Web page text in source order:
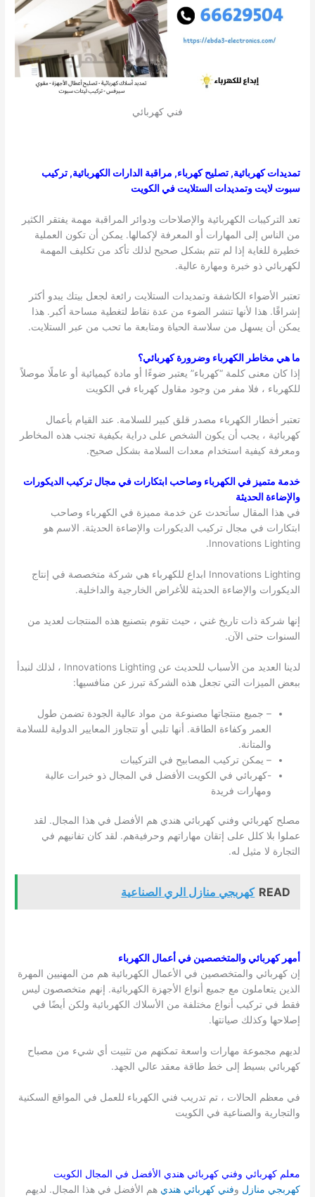
فني كهربائي
تمديدات كهربائية, تصليح كهرباء, مراقبة الدارات الكهربائية, تركيب
سبوت لايت وتمديدات الستلايت في الكويت
تعد التركيبات الكهربائية والإصلاحات ودوائر المراقبة مهمة يفتقر الكثير
من الناس إلى المهارات أو المعرفة لإكمالها. يمكن أن تكون العملية
خطيرة للغاية إذا لم تتم بشكل صحيح لذلك تأكد من تكليف المهمة
لكهربائي ذو خبرة ومهارة عالية.
تعتبر الأضواء الكاشفة وتمديدات الستلايت رائعة لجعل بيتك يبدو أكثر
إشراقًا. هذا لأنها تنشر الضوء من عدة نقاط لتغطية مساحة أكبر. هذا
يمكن أن يسهل من سلاسة الحياة ومتابعة ما تحب من عبر الستلايت.
ما هي مخاطر الكهرباء وضرورة كهربائي؟
إذا كان معنى كلمة “كهرباء” يعتبر ضوءًا أو مادة كيميائية أو عاملًا موصلاً
للكهرباء ، فلا مفر من وجود مقاول كهرباء في الكويت
تعتبر أخطار الكهرباء مصدر قلق كبير للسلامة. عند القيام بأعمال
كهربائية ، يجب أن يكون الشخص على دراية بكيفية تجنب هذه المخاطر
ومعرفة كيفية استخدام معدات السلامة بشكل صحيح.
خدمة متميز في الكهرباء وصاحب ابتكارات في مجال تركيب الديكورات
والإضاءة الحديثة
في هذا المقال سأتحدث عن خدمة مميزة في الكهرباء وصاحب
ابتكارات في مجال تركيب الديكورات والإضاءة الحديثة. الاسم هو
Innovations Lighting.
Innovations Lighting ابداع للكهرباء هي شركة متخصصة في إنتاج
الديكورات والإضاءة الحديثة للأغراض الخارجية والداخلية.
إنها شركة ذات تاريخ غني ، حيث تقوم بتصنيع هذه المنتجات لعديد من
السنوات حتى الآن.
لدينا العديد من الأسباب للحديث عن Innovations Lighting ، لذلك لنبدأ
ببعض الميزات التي تجعل هذه الشركة تبرز عن منافسيها:
– جميع منتجاتها مصنوعة من مواد عالية الجودة تضمن طول
العمر وكفاءة الطاقة. أنها تلبي أو تتجاوز المعايير الدولية للسلامة
والمتانة.
– يمكن تركيب المصابيح في التركيبات
-كهربائي في الكويت الأفضل في المجال ذو خبرات عالية
ومهارات فريدة
مصلح كهربائي وفني كهربائي هندي هم الأفضل في هذا المجال. لقد
عملوا بلا كلل على إتقان مهاراتهم وحرفيةهم. لقد كان تفانيهم في
التجارة لا مثيل له.
READ كهربجي منازل الري الصناعية
أمهر كهربائي والمتخصصين في أعمال الكهرباء
إن كهربائي والمتخصصين في الأعمال الكهربائية هم من المهنيين المهرة
الذين يتعاملون مع جميع أنواع الأجهزة الكهربائية. إنهم متخصصون ليس
فقط في تركيب أنواع مختلفة من الأسلاك الكهربائية ولكن أيضًا في
إصلاحها وكذلك صيانتها.
لديهم مجموعة مهارات واسعة تمكنهم من تثبيت أي شيء من مصباح
كهربائي بسيط إلى خط طاقة معقد عالي الجهد.
في معظم الحالات ، تم تدريب فني الكهرباء للعمل في المواقع السكنية
والتجارية والصناعية في الكويت
معلم كهربائي وفني كهربائي هندي الأفضل في المجال الكويت
كهربجي منازل وفني كهربائي هندي هم الأفضل في هذا المجال. لديهم